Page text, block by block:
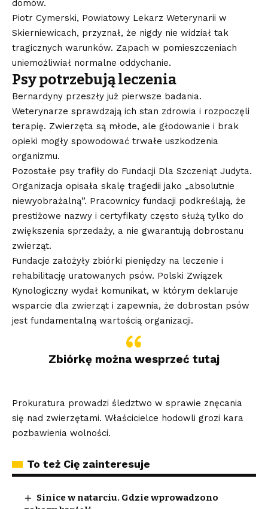
domów.
Piotr Cymerski, Powiatowy Lekarz Weterynarii w
Skierniewicach, przyznał, że nigdy nie widział tak
tragicznych warunków. Zapach w pomieszczeniach
uniemożliwiał normalne oddychanie.
Psy potrzebują leczenia
Bernardyny przeszły już pierwsze badania.
Weterynarze sprawdzają ich stan zdrowia i rozpoczęli
terapię. Zwierzęta są młode, ale głodowanie i brak
opieki mogły spowodować trwałe uszkodzenia
organizmu.
Pozostałe psy trafiły do Fundacji Dla Szczeniąt Judyta.
Organizacja opisała skalę tragedii jako „absolutnie
niewyobrażalną”. Pracownicy fundacji podkreślają, że
prestiżowe nazwy i certyfikaty często służą tylko do
zwiększenia sprzedaży, a nie gwarantują dobrostanu
zwierząt.
Fundacje założyły zbiórki pieniędzy na leczenie i
rehabilitację uratowanych psów. Polski Związek
Kynologiczny wydał komunikat, w którym deklaruje
wsparcie dla zwierząt i zapewnia, że dobrostan psów
jest fundamentalną wartością organizacji.
Zbiórkę można wesprzeć tutaj
Prokuratura prowadzi śledztwo w sprawie znęcania
się nad zwierzętami. Właścicielce hodowli grozi kara
pozbawienia wolności.
To też Cię zainteresuje
Sinice w natarciu. Gdzie wprowadzono